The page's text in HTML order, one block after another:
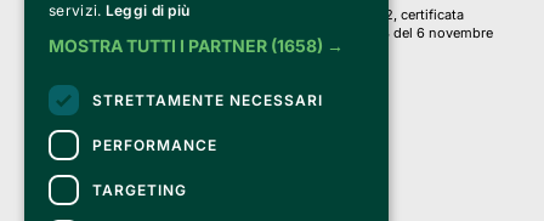
Clappit è basato sulla piattaforma di biglietteria Belive 6.2, certificata
dall’Agenzia delle Entrate con protocollo n. 2025/445474 del 6 novembre
2025.
Su Clappit i tuoi acquisti ed i tuoi dati
sono sicuri e protetti da un certificato SSL
con crittografia a 128 bit.
servizi. Leggi di più
MOSTRA TUTTI I PARTNER (1658) →
STRETTAMENTE NECESSARI
PERFORMANCE
TARGETING